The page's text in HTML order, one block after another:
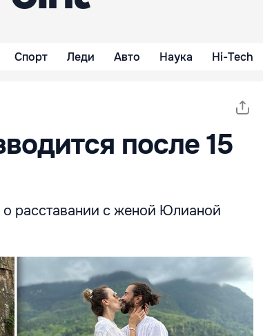
Спорт Леди Авто Наука Hi-Tech
после 15
расставании с женой Юлианой